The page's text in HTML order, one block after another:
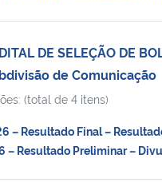
DE SELEÇÃO DE
de Comunicação
(total de 4 itens)
Resultado Final –
Resultado Preliminar –